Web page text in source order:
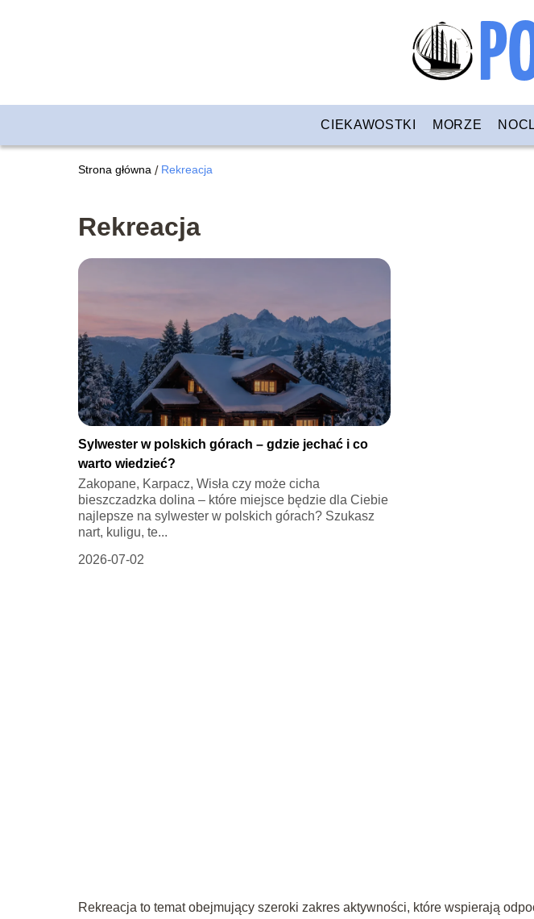
CIEKAWOSTKI MORZE
Strona główna / Rekreacja
Rekreacja
Sylwester w polskich górach – gdzie jechać i co
warto wiedzieć?
Zakopane, Karpacz, Wisła czy może cicha
bieszczadzka dolina – które miejsce będzie dla Ciebie
najlepsze na sylwester w polskich górach? Szukasz
nart, kuligu, te...
2026-07-02
Rekreacja to temat obejmujący szeroki zakres aktywności, które wspierają